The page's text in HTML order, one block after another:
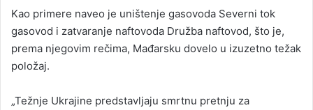
Kao primere naveo je uništenje gasovoda Severni tok
gasovod i zatvaranje naftovoda Družba naftovod, što je,
prema njegovim rečima, Mađarsku dovelo u izuzetno težak
položaj.
„Težnje Ukrajine predstavljaju smrtnu pretnju za